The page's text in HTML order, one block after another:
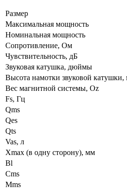
Размер
Максимальная мощность
Номинальная мощность
Сопротивление, Ом
Чувствительность, дБ
Звуковая катушка, дюймы
Высота намотки звуковой
Вес магнитной системы, Oz
Fs, Гц
Qms
Qes
Qts
Vas, л
Xmax (в одну сторону), мм
Bl
Cms
Mms